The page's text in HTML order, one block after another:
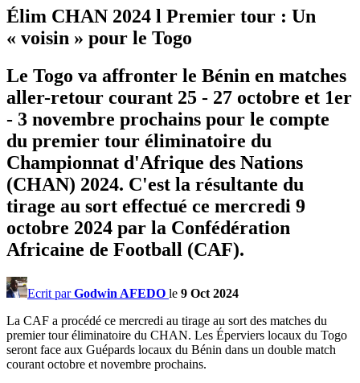
Élim CHAN 2024 l Premier tour : Un
« voisin » pour le Togo
Le Togo va affronter le Bénin en matches
aller-retour courant 25 - 27 octobre et 1er
- 3 novembre prochains pour le compte
du premier tour éliminatoire du
Championnat d'Afrique des Nations
(CHAN) 2024. C'est la résultante du
tirage au sort effectué ce mercredi 9
octobre 2024 par la Confédération
Africaine de Football (CAF).
Ecrit parGodwin AFEDO le 9 Oct 2024
La CAF a procédé ce mercredi au tirage au sort des matches du
premier tour éliminatoire du CHAN. Les Éperviers locaux du Togo
seront face aux Guépards locaux du Bénin dans un double match
courant octobre et novembre prochains.